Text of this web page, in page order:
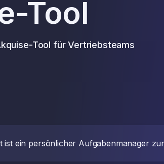
Tool
Tool für Vertriebsteams
ist ein persönlicher Aufgabenmanager